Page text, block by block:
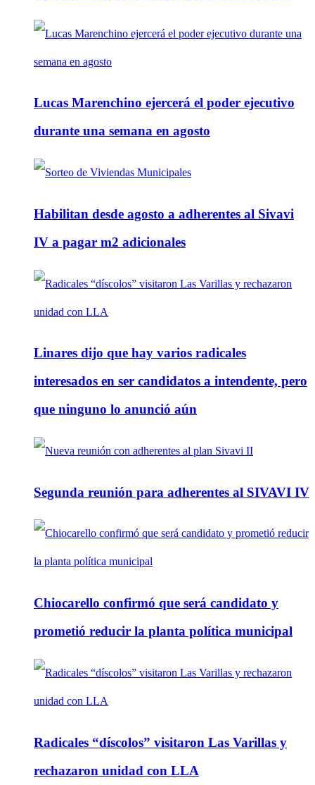
Lucas Marenchino ejercerá el poder ejecutivo
durante una semana en agosto
Habilitan desde agosto a adherentes al Sivavi
IV a pagar m2 adicionales
Linares dijo que hay varios radicales
interesados en ser candidatos a intendente, pero
que ninguno lo anunció aún
Segunda reunión para adherentes al SIVAVI IV
Chiocarello confirmó que será candidato y
prometió reducir la planta política municipal
Radicales “díscolos” visitaron Las Varillas y
rechazaron unidad con LLA